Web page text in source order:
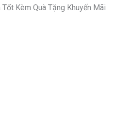
Kèm Quà Tặng Khuyến Mãi